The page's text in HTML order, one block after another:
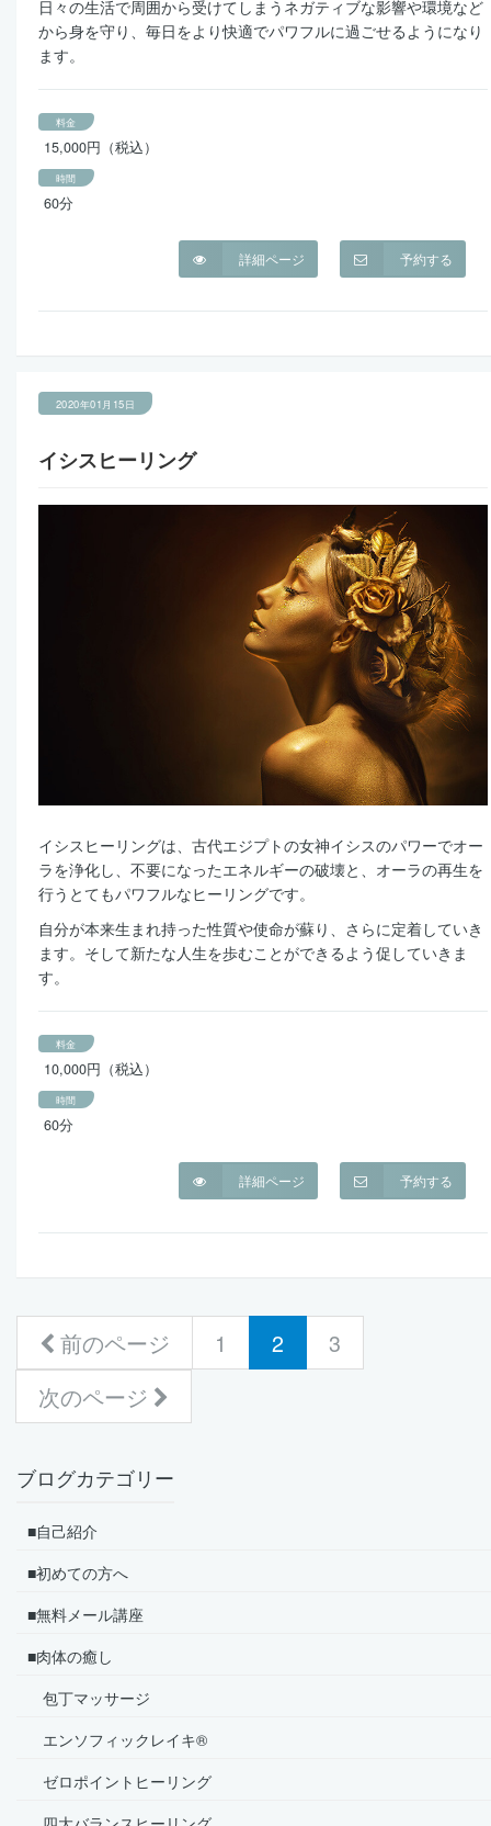
日々の生活で周囲から受けてしまうネガティブな影響や環境など
から身を守り、毎日をより快適でパワフルに過ごせるようになり
ます。
料金
15,000円（税込）
時間
60分
予約する
詳細ページ
2020年01月15日
イシスヒーリング
イシスヒーリングは、古代エジプトの女神イシスのパワーでオー
ラを浄化し、不要になったエネルギーの破壊と、オーラの再生を
行うとてもパワフルなヒーリングです。
自分が本来生まれ持った性質や使命が蘇り、さらに定着していき
ます。そして新たな人生を歩むことができるよう促していきま
す。
料金
10,000円（税込）
時間
60分
予約する
詳細ページ
前のページ 1 2 (current)
3
次のページ
ブログカテゴリー
■自己紹介
■初めての方へ
■無料メール講座
■肉体の癒し
包丁マッサージ
エンソフィックレイキ®
ゼロポイントヒーリング